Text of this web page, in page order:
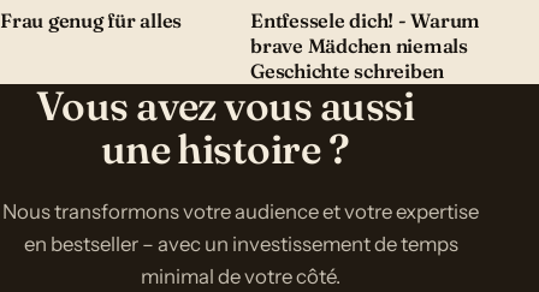
Frau genug für alles
Entfessele dich! - Warum
brave Mädchen niemals
Geschichte schreiben
Vous avez vous aussi
une histoire ?
Nous transformons votre audience et votre expertise
en bestseller – avec un investissement de temps
minimal de votre côté.